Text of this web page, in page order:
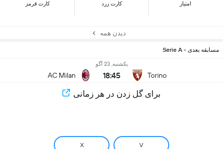
امتیاز کارت زرد کارت قرمز
دیدن همه
مسابقه بعدی - Serie A
Torino
یکشنبه, 23 آگو
18:45
AC Milan
برای گل زدن در هر زمانی
V
X